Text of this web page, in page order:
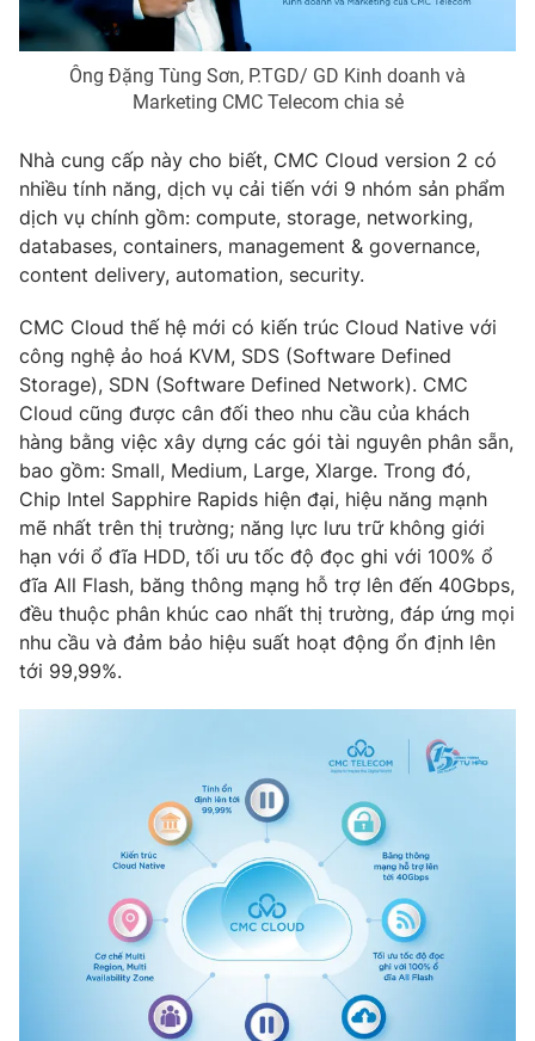
Ông Đặng Tùng Sơn, P.TGD/ GD Kinh doanh và
Marketing CMC Telecom chia sẻ
Nhà cung cấp này cho biết, CMC Cloud version 2 có
nhiều tính năng, dịch vụ cải tiến với 9 nhóm sản phẩm
dịch vụ chính gồm: compute, storage, networking,
databases, containers, management & governance,
content delivery, automation, security.
CMC Cloud thế hệ mới có kiến trúc Cloud Native với
công nghệ ảo hoá KVM, SDS (Software Defined
Storage), SDN (Software Defined Network). CMC
Cloud cũng được cân đối theo nhu cầu của khách
hàng bằng việc xây dựng các gói tài nguyên phân sẵn,
bao gồm: Small, Medium, Large, Xlarge. Trong đó,
Chip Intel Sapphire Rapids hiện đại, hiệu năng mạnh
mẽ nhất trên thị trường; năng lực lưu trữ không giới
hạn với ổ đĩa HDD, tối ưu tốc độ đọc ghi với 100% ổ
đĩa All Flash, băng thông mạng hỗ trợ lên đến 40Gbps,
đều thuộc phân khúc cao nhất thị trường, đáp ứng mọi
nhu cầu và đảm bảo hiệu suất hoạt động ổn định lên
tới 99,99%.